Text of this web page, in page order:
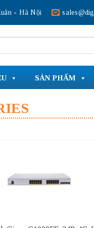
- Hà Nội
SẢN PHẨM